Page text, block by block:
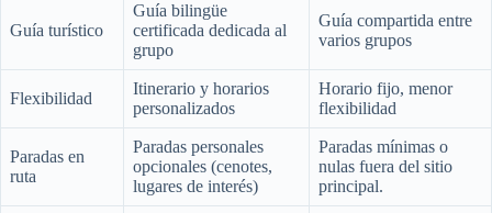
Guía turístico
Guía bilingüe
certificada dedicada al
grupo
Guía compartida entre
varios grupos
Flexibilidad
Itinerario y horarios
personalizados
Horario fijo, menor
flexibilidad
Paradas en
ruta
Paradas personales
opcionales (cenotes,
lugares de interés)
Paradas mínimas o
nulas fuera del sitio
principal.